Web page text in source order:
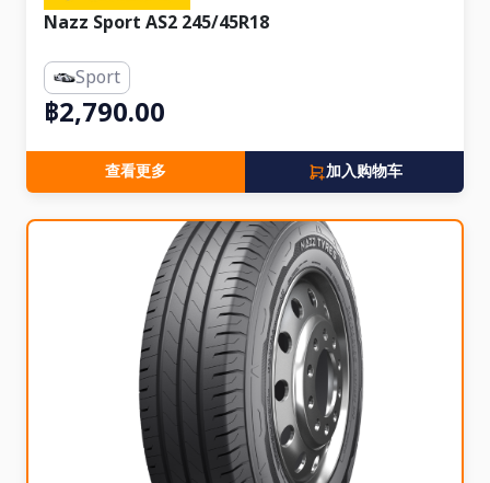
Nazz Sport AS2 245/45R18
Sport
฿2,790.00
查看更多 加入购物车